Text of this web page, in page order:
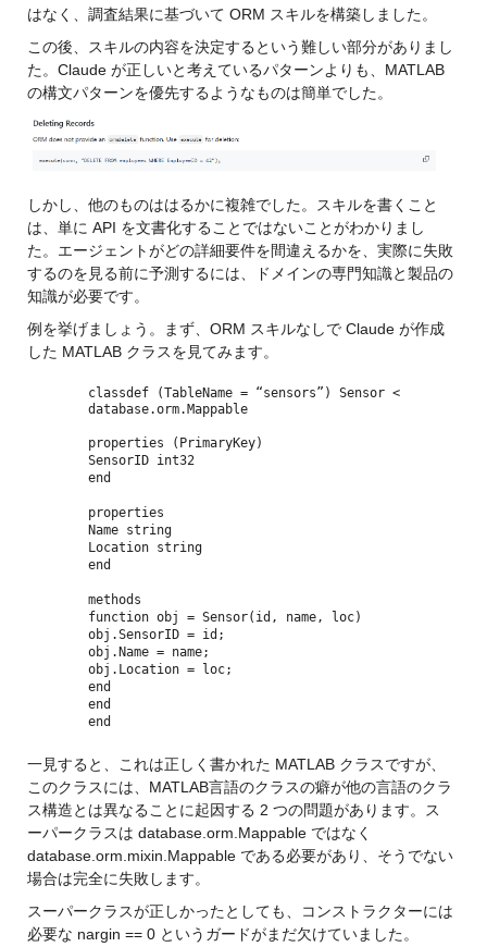
はなく、調査結果に基づいて ORM スキルを構築しました。
この後、スキルの内容を決定するという難しい部分がありまし
た。Claude が正しいと考えているパターンよりも、MATLAB
の構文パターンを優先するようなものは簡単でした。
しかし、他のものははるかに複雑でした。スキルを書くこと
は、単に API を文書化することではないことがわかりまし
た。 エージェントがどの詳細要件を間違えるかを、 実際に失敗
するのを見る前に予測するには、ドメインの専門知識と製品の
知識が必要です。
例を挙げましょう。まず、ORM スキルなしで Claude が作成
した MATLAB クラスを見てみます。
classdef (TableName = “sensors”) Sensor <
database.orm.Mappable
properties (PrimaryKey)
SensorID int32
end
properties
Name string
Location string
end
methods
function obj = Sensor(id, name, loc)
obj.SensorID = id;
obj.Name = name;
obj.Location = loc;
end
end
end
一見すると、これは正しく書かれた MATLAB クラスですが、
このクラスには、MATLAB言語のクラスの癖が他の言語のクラ
ス構造とは異なることに起因する 2 つの問題があります。 ス
ーパークラスは database.orm.Mappable ではなく
database.orm.mixin.Mappable である必要があり、そうでない
場合は完全に失敗します。
スーパークラスが正しかったとしても、コンストラクターには
必要な nargin == 0 というガードがまだ欠けていました。